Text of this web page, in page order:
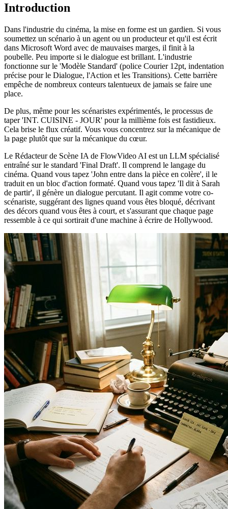
Introduction
Dans l'industrie du cinéma, la mise en forme est un gardien. Si vous
soumettez un scénario à un agent ou un producteur et qu'il est écrit
dans Microsoft Word avec de mauvaises marges, il finit à la
poubelle. Peu importe si le dialogue est brillant. L'industrie
fonctionne sur le 'Modèle Standard' (police Courier 12pt, indentation
précise pour le Dialogue, l'Action et les Transitions). Cette barrière
empêche de nombreux conteurs talentueux de jamais se faire une
place.
De plus, même pour les scénaristes expérimentés, le processus de
taper 'INT. CUISINE - JOUR' pour la millième fois est fastidieux.
Cela brise le flux créatif. Vous vous concentrez sur la mécanique de
la page plutôt que sur la mécanique du cœur.
Le Rédacteur de Scène IA de FlowVideo AI est un LLM spécialisé
entraîné sur le standard 'Final Draft'. Il comprend le langage du
cinéma. Quand vous tapez 'John entre dans la pièce en colère', il le
traduit en un bloc d'action formaté. Quand vous tapez 'Il dit à Sarah
de partir', il génère un dialogue percutant. Il agit comme votre co-
scénariste, suggérant des lignes quand vous êtes bloqué, décrivant
des décors quand vous êtes à court, et s'assurant que chaque page
ressemble à ce qui sortirait d'une machine à écrire de Hollywood.